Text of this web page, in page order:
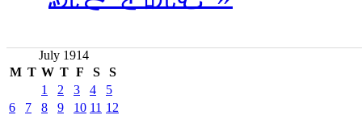
July 1914
M T W T F S S
1 2 3 4
5
6
7 8 9 10 11 12